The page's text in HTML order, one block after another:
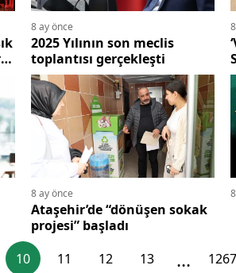
8 ay önce
2025 Yılının son meclis
toplantısı gerçekleşti
8 ay önce
Ataşehir’de “dönüşen sokak
projesi” başladı
10 11 12 13 ... 1267